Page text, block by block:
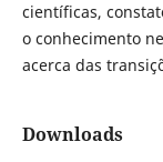
científicas,
o conhecimento
acerca das
Downloads